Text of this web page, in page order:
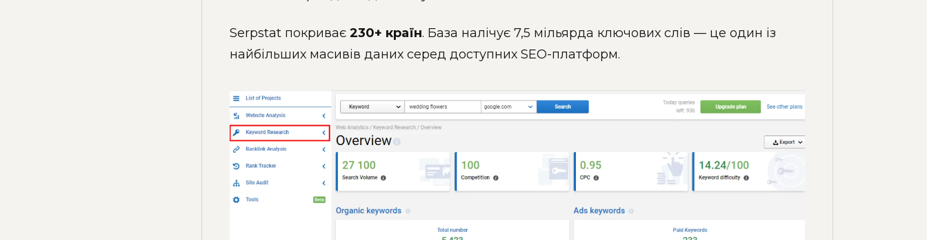
Serpstat покриває 230+ країн. База налічує 7,5 мільярда ключових слів — це один із
найбільших масивів даних серед доступних SEO-платформ.